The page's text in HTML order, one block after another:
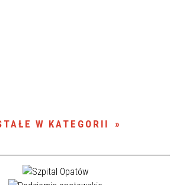
W KATEGORII